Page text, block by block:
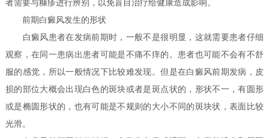
者需要与糠疹进行辨别，以免盲目治疗给健康造成影响。
前期白癜风发生的形状
白癜风患者在发病前期时，一般不是很明显，这就需要患者仔细
观察，在同一患病出患者可能是不痛不痒的。患者也可能不会有不舒
服的感觉，所以一般情况下比较难发现。但是在白癜风前期发病，皮
损的部位大概会出现白色的斑块或者是斑点状的，形状不一，有圆形
或是椭圆形状的，也有可能是不规则的大小不同的斑块状，表面比较
光滑。